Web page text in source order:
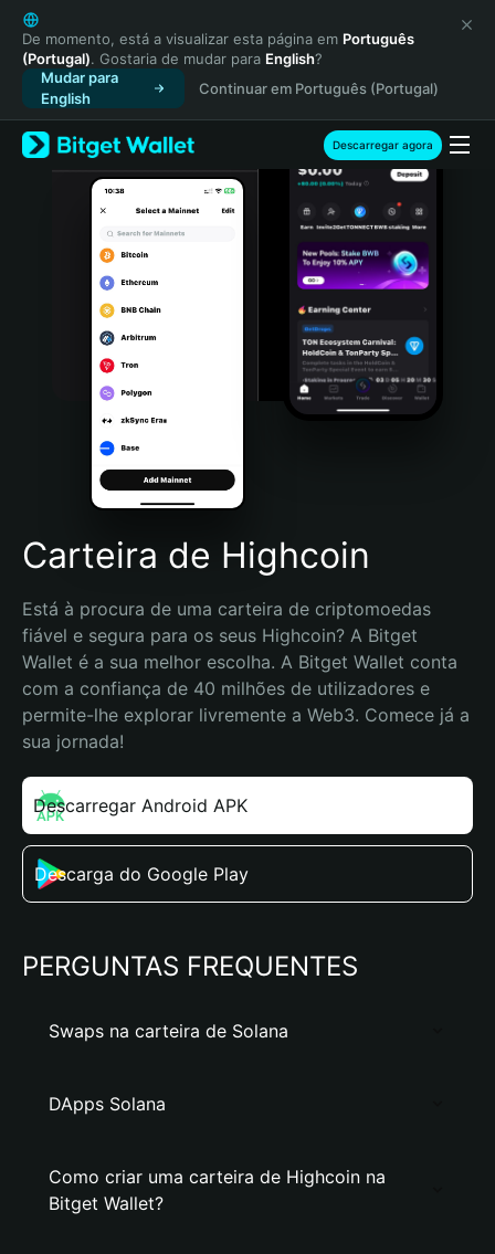
English
日本語
Tiếng Việt
Русский
Español (Latinoamérica)
Türkçe
Italiano
Português (Portugal)
Bahasa Indonesia
Português (Brasil)
Español (Argentina)
De momento, está a visualizar esta página em Português
(Portugal). Gostaria de mudar para English?
Mudar para
English
Continuar em Português (Portugal)
Descarregar agora
Carteira de Highcoin
Está à procura de uma carteira de criptomoedas
fiável e segura para os seus Highcoin? A Bitget
Wallet é a sua melhor escolha. A Bitget Wallet conta
com a confiança de 40 milhões de utilizadores e
permite-lhe explorar livremente a Web3. Comece já a
sua jornada!
Descarregar Android APK
Descarga do Google Play
PERGUNTAS FREQUENTES
Swaps na carteira de Solana
DApps Solana
Como criar uma carteira de Highcoin na
Bitget Wallet?